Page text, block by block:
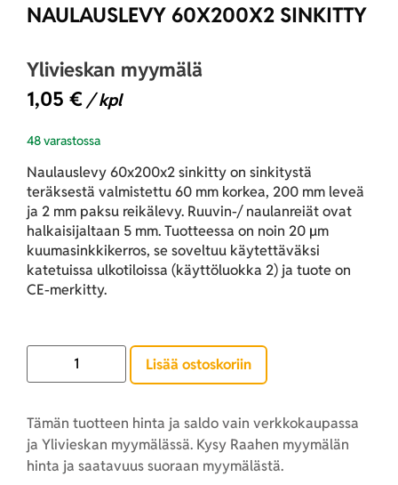
NAULAUSLEVY 60X200X2 SINKITTY
Ylivieskan myymälä
1,05 € / kpl
48 varastossa
Naulauslevy 60x200x2 sinkitty on sinkitystä
teräksestä valmistettu 60 mm korkea, 200 mm leveä
ja 2 mm paksu reikälevy. Ruuvin-/ naulanreiät ovat
halkaisijaltaan 5 mm. Tuotteessa on noin 20 µm
kuumasinkkikerros, se soveltuu käytettäväksi
katetuissa ulkotiloissa (käyttöluokka 2) ja tuote on
CE-merkitty.
Lisää ostoskoriin
Tämän tuotteen hinta ja saldo vain verkkokaupassa
ja Ylivieskan myymälässä. Kysy Raahen myymälän
hinta ja saatavuus suoraan myymälästä.